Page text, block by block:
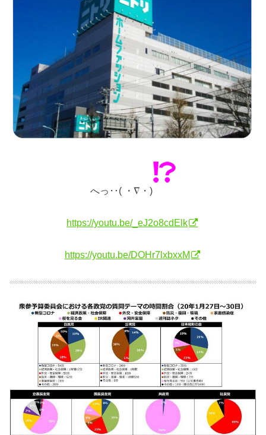
へっ‥( ・∇・)
https://youtu.be/_eJ2o8cdElk
https://youtu.be/DOHr7lxbxxM